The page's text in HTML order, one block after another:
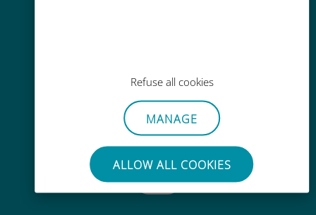
Refuse all cookies
MANAGE
ALLOW ALL COOKIES
Senza sforzo
Non è necessario rimuovere la
scheda SIM esistente